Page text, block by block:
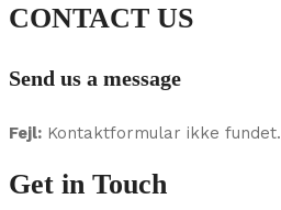
CONTACT US
Send us a message
Fejl: Kontaktformular ikke fundet.
Get in Touch